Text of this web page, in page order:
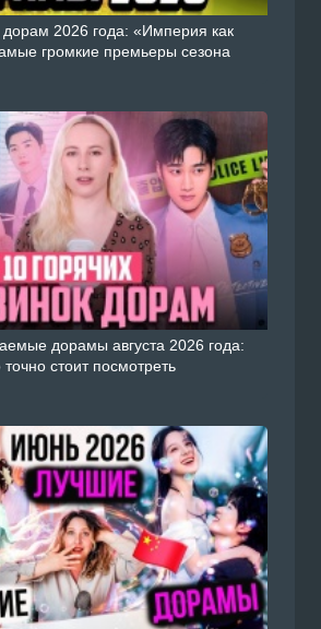
дорам 2026 года: «Империя как
громкие премьеры сезона
дорамы августа 2026 года:
точно стоит посмотреть